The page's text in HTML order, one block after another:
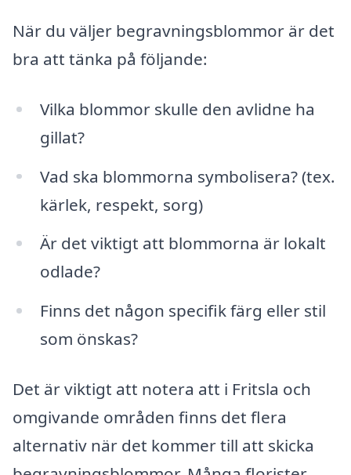
När du väljer begravningsblommor är det
bra att tänka på följande:
Vilka blommor skulle den avlidne ha
gillat?
Vad ska blommorna symbolisera? (tex.
kärlek, respekt, sorg)
Är det viktigt att blommorna är lokalt
odlade?
Finns det någon specifik färg eller stil
som önskas?
Det är viktigt att notera att i Fritsla och
omgivande områden finns det flera
alternativ när det kommer till att skicka